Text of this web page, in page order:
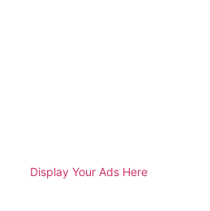
Display Your Ads Here